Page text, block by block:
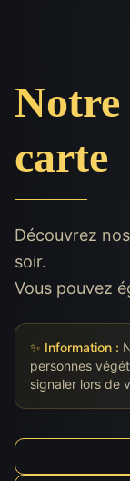
Notre
carte
Découvrez
soir.
Vous pouvez
✨ Information :
personnes
signaler lors de